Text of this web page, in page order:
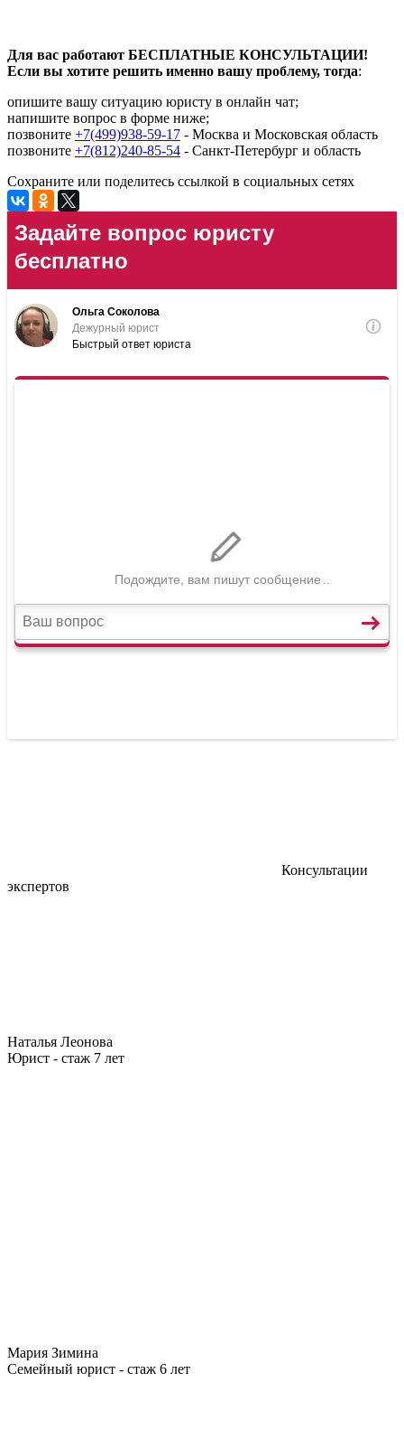
Для вас работают БЕСПЛАТНЫЕ КОНСУЛЬТАЦИИ!
Если вы хотите решить именно вашу проблему, тогда:
опишите вашу ситуацию юристу в онлайн чат;
напишите вопрос в форме ниже;
позвоните +7(499)938-59-17 - Москва и Московская область
позвоните +7(812)240-85-54 - Санкт-Петербург и область
Сохраните или поделитесь ссылкой в социальных сетях
Консультации
экспертов
Наталья Леонова
Юрист - стаж 7 лет
Мария Зимина
Семейный юрист - стаж 6 лет